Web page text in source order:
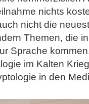
nichts
nicht die
Themen, die
Sprache
im Kalten
in den